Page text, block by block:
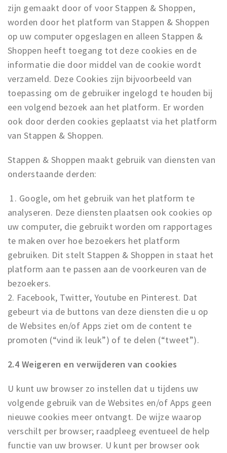
zijn gemaakt door of voor Stappen & Shoppen,
worden door het platform van Stappen & Shoppen
op uw computer opgeslagen en alleen Stappen &
Shoppen heeft toegang tot deze cookies en de
informatie die door middel van de cookie wordt
verzameld. Deze Cookies zijn bijvoorbeeld van
toepassing om de gebruiker ingelogd te houden bij
een volgend bezoek aan het platform. Er worden
ook door derden cookies geplaatst via het platform
van Stappen & Shoppen.
Stappen & Shoppen maakt gebruik van diensten van
onderstaande derden:
1. Google, om het gebruik van het platform te
analyseren. Deze diensten plaatsen ook cookies op
uw computer, die gebruikt worden om rapportages
te maken over hoe bezoekers het platform
gebruiken. Dit stelt Stappen & Shoppen in staat het
platform aan te passen aan de voorkeuren van de
bezoekers.
2. Facebook, Twitter, Youtube en Pinterest. Dat
gebeurt via de buttons van deze diensten die u op
de Websites en/of Apps ziet om de content te
promoten (“vind ik leuk”) of te delen (“tweet”).
2.4 Weigeren en verwijderen van cookies
U kunt uw browser zo instellen dat u tijdens uw
volgende gebruik van de Websites en/of Apps geen
nieuwe cookies meer ontvangt. De wijze waarop
verschilt per browser; raadpleeg eventueel de help
functie van uw browser. U kunt per browser ook